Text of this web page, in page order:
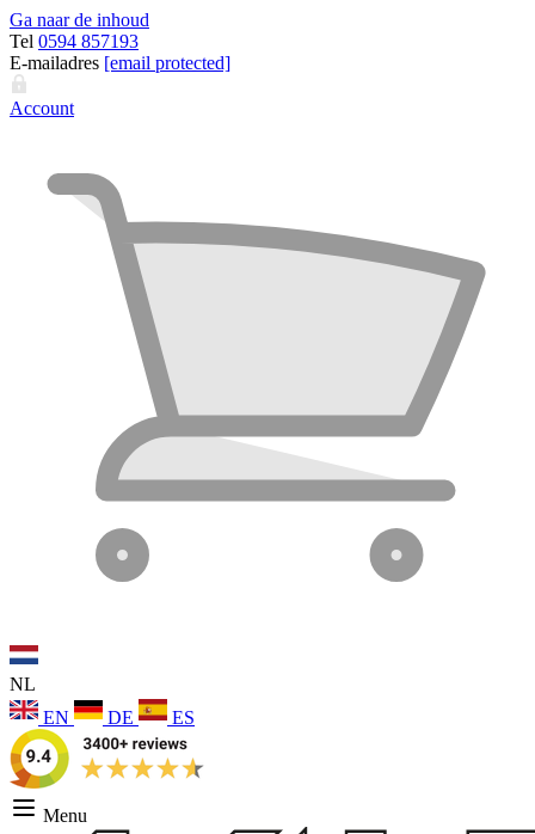
Ga naar de inhoud
Tel 0594 857193
E-mailadres [email protected]
Account
NL
EN
DE ES
Menu